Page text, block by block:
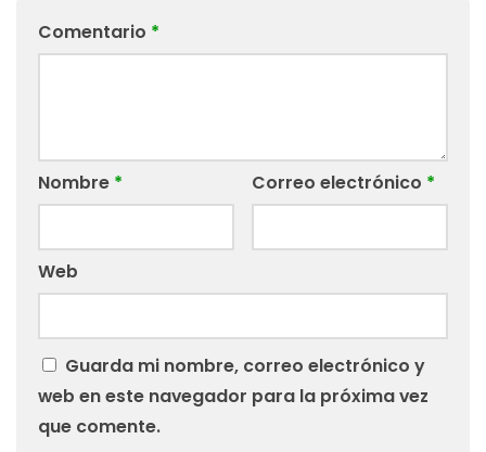
Comentario *
Nombre * Correo electrónico *
Web
Guarda mi nombre, correo electrónico y
web en este navegador para la próxima vez
que comente.